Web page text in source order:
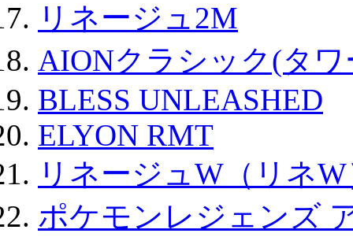
リネージュ2M
AIONクラシック(タ
BLESS UNLEASHED
ELYON RMT
リネージュW（リネ
ポケモンレジェンズ